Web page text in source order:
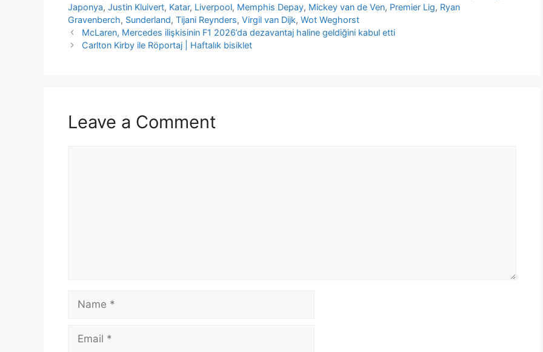
Japonya, Justin Kluivert, Katar, Liverpool, Memphis Depay, Mickey van de Ven, Premier Lig, Ryan
Gravenberch, Sunderland, Tijani Reynders, Virgil van Dijk, Wot Weghorst
McLaren, Mercedes ilişkisinin F1 2026’da dezavantaj haline geldiğini kabul etti
Carlton Kirby ile Röportaj | Haftalık bisiklet
Leave a Comment